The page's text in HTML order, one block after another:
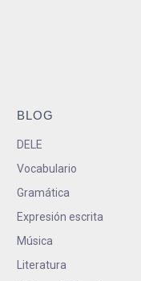
BLOG
DELE
Vocabulario
Gramática
Expresión escrita
Música
Literatura